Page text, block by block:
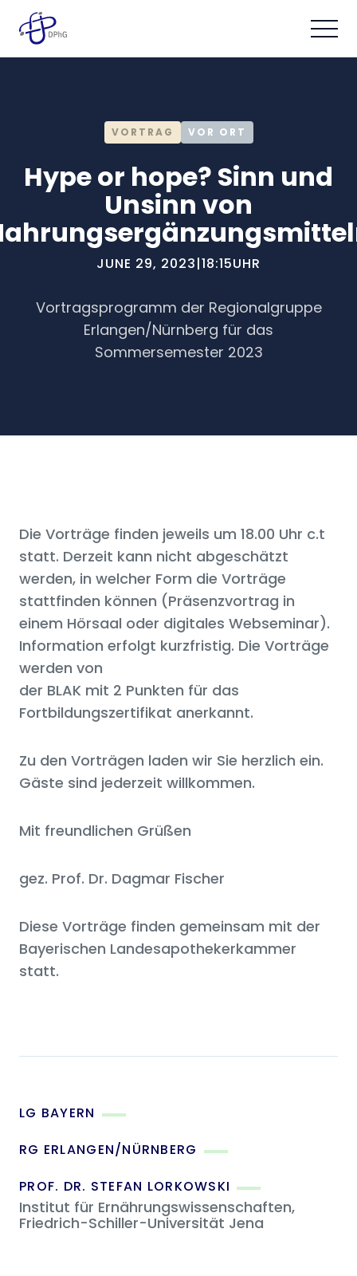
VORTRAG VOR ORT
Hype or hope? Sinn und
Unsinn von
JUNE 29, 2023|18:15UHR
Vortragsprogramm der Regionalgruppe
Erlangen/Nürnberg für das
Sommersemester 2023
Die Vorträge finden jeweils um 18.00 Uhr c.t
statt. Derzeit kann nicht abgeschätzt
werden, in welcher Form die Vorträge
stattfinden können (Präsenzvortrag in
einem Hörsaal oder digitales Webseminar).
Information erfolgt kurzfristig. Die Vorträge
werden von
der BLAK mit 2 Punkten für das
Fortbildungszertifikat anerkannt.
Zu den Vorträgen laden wir Sie herzlich ein.
Gäste sind jederzeit willkommen.
Mit freundlichen Grüßen
gez. Prof. Dr. Dagmar Fischer
Diese Vorträge finden gemeinsam mit der
Bayerischen Landesapothekerkammer
statt.
LG BAYERN
RG ERLANGEN/NÜRNBERG
PROF. DR. STEFAN LORKOWSKI
Institut für Ernährungswissenschaften,
Friedrich-Schiller-Universität Jena